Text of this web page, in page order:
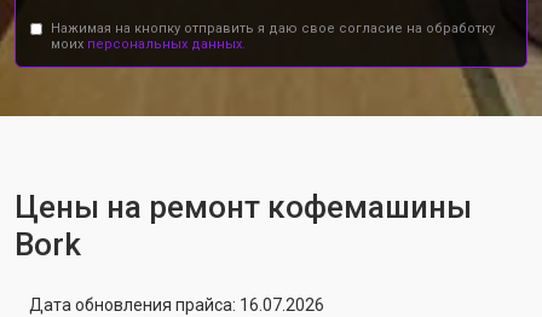
Нажимая на кнопку отправить я даю свое согласие на обработку
моих персональных данных.
Цены на ремонт кофемашины
Bork
Дата обновления прайса: 16.07.2026